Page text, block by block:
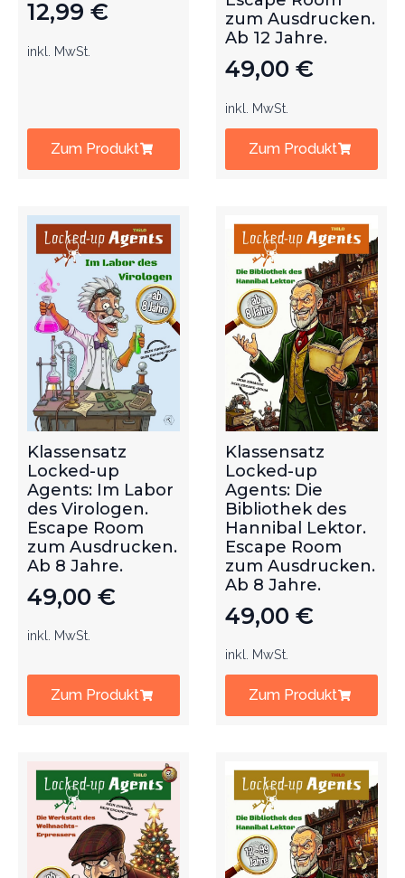
12,99 €
inkl. MwSt.
Zum Produkt
zum Ausdrucken.
Ab 12 Jahre.
49,00 €
inkl. MwSt.
Zum Produkt
Klassensatz
Locked-up
Agents: Im Labor
des Virologen.
Escape Room
zum Ausdrucken.
Ab 8 Jahre.
49,00 €
inkl. MwSt.
Zum Produkt
Klassensatz
Locked-up
Agents: Die
Bibliothek des
Hannibal Lektor.
Escape Room
zum Ausdrucken.
Ab 8 Jahre.
49,00 €
inkl. MwSt.
Zum Produkt